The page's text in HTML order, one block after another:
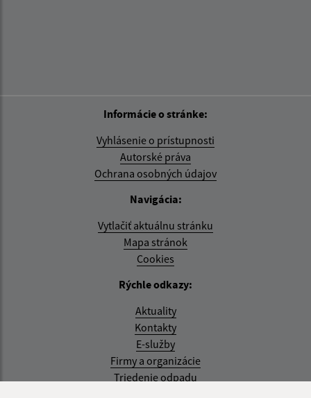
Informácie o stránke:
Vyhlásenie o prístupnosti
Autorské práva
Ochrana osobných údajov
Navigácia:
Vytlačiť aktuálnu stránku
Mapa stránok
Cookies
Rýchle odkazy:
Aktuality
Kontakty
E-služby
Firmy a organizácie
Triedenie odpadu